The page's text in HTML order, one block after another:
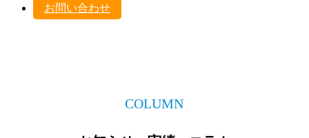
お問い合わせ
COLUMN